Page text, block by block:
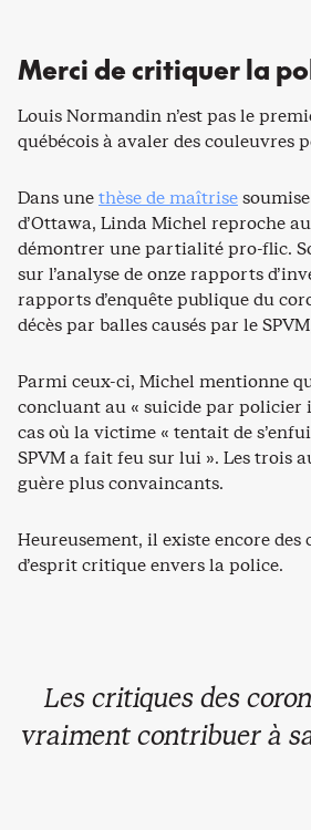
Merci de critiquer la
Louis Normandin n’est pas le
québécois à avaler des couleuvres
Dans unethèse de maîtrise
d’Ottawa, Linda Michel reproche
démontrer une partialité pro-flic.
sur l’analyse de onze rapports
rapports d’enquête publique du
décès par balles causés par le
Parmi ceux-ci, Michel mentionne
concluant au « suicide par policier
cas où la victime « tentait de
SPVM a fait feu sur lui ». Les trois
guère plus convaincants.
Heureusement, il existe encore des
d’esprit critique envers la police.
Les critiques des
vraiment contribuer à